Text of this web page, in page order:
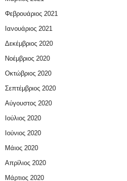
Φεβρουάριος 2021
Ιανουάριος 2021
Δεκέμβριος 2020
Νοέμβριος 2020
Οκτώβριος 2020
Σεπτέμβριος 2020
Αύγουστος 2020
Ιούλιος 2020
Ιούνιος 2020
Μάιος 2020
Απρίλιος 2020
Μάρτιος 2020